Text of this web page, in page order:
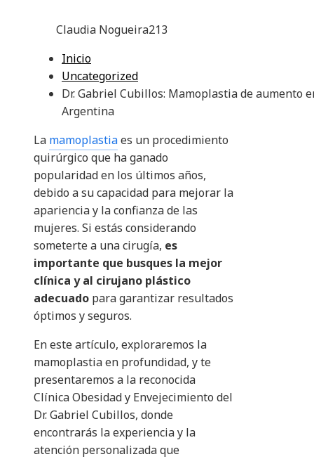
Claudia Nogueira213
Inicio
Uncategorized
Dr. Gabriel Cubillos: Mamoplastia de aumento
Argentina
La mamoplastiaes un procedimiento
quirúrgico que ha ganado
popularidad en los últimos años,
debido a su capacidad para mejorar la
apariencia y la confianza de las
mujeres. Si estás considerando
someterte a una cirugía, es
importante que busques la mejor
clínica y al cirujano plástico
adecuado para garantizar resultados
óptimos y seguros.
En este artículo, exploraremos la
mamoplastia en profundidad, y te
presentaremos a la reconocida
Clínica Obesidad y Envejecimiento del
Dr. Gabriel Cubillos, donde
encontrarás la experiencia y la
atención personalizada que